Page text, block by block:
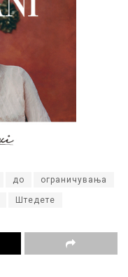
до ограничувања
Штедете